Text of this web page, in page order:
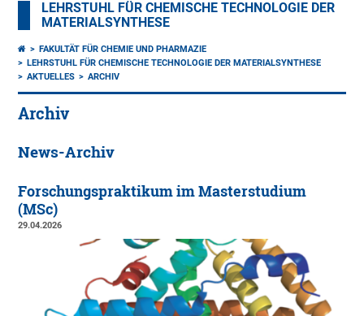
LEHRSTUHL FÜR CHEMISCHE TECHNOLOGIE DER
MATERIALSYNTHESE
FAKULTÄT FÜR CHEMIE UND PHARMAZIE
LEHRSTUHL FÜR CHEMISCHE TECHNOLOGIE DER MATERIALSYNTHESE
AKTUELLES
ARCHIV
Archiv
News-Archiv
Forschungspraktikum im Masterstudium
(MSc)
29.04.2026